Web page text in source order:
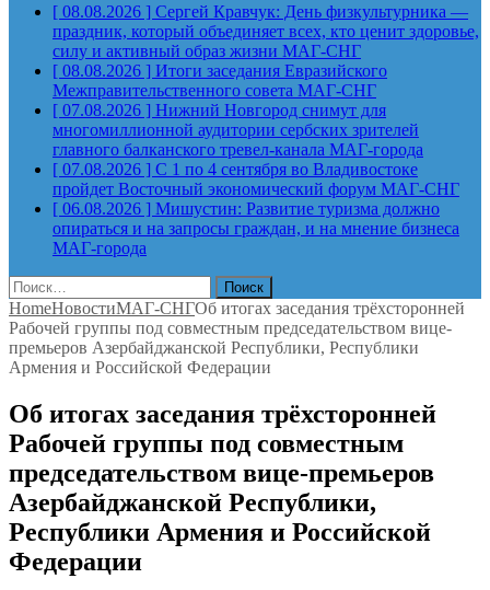
[ 08.08.2026 ] Сергей Кравчук: День физкультурника —
праздник, который объединяет всех, кто ценит здоровье,
силу и активный образ жизни МАГ-СНГ
[ 08.08.2026 ] Итоги заседания Евразийского
Межправительственного совета МАГ-СНГ
[ 07.08.2026 ] Нижний Новгород снимут для
многомиллионной аудитории сербских зрителей
главного балканского тревел-канала МАГ-города
[ 07.08.2026 ] С 1 по 4 сентября во Владивостоке
пройдет Восточный экономический форум МАГ-СНГ
[ 06.08.2026 ] Мишустин: Развитие туризма должно
опираться и на запросы граждан, и на мнение бизнеса
МАГ-города
Найти:
HomeНовостиМАГ-СНГОб итогах заседания трёхсторонней
Рабочей группы под совместным председательством вице-
премьеров Азербайджанской Республики, Республики
Армения и Российской Федерации
Об итогах заседания трёхсторонней
Рабочей группы под совместным
председательством вице-премьеров
Азербайджанской Республики,
Республики Армения и Российской
Федерации